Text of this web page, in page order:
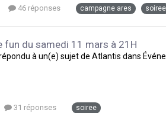
46 réponses campagne ares soiree
fun du samedi 11 mars à 21H
à un(e) sujet deAtlantis dans
31 réponses soiree